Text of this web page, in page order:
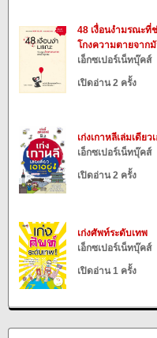
48 เงื่อนงำมรณะ
โกงความตายจาก
เอ็กซเปอร์เน็ทบุ๊คส์
เปิดอ่าน 2 ครั้ง
เก่งเกาหลีเล่มเดียว
เอ็กซเปอร์เน็ทบุ๊คส์
เปิดอ่าน 2 ครั้ง
เก่งศัพท์ระดับเทพ
เอ็กซเปอร์เน็ทบุ๊คส์
เปิดอ่าน 1 ครั้ง